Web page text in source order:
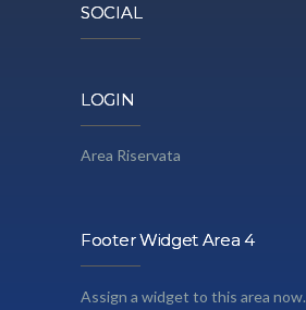
SOCIAL
LOGIN
Area Riservata
Footer Widget Area 4
Assign a widget to this area now.